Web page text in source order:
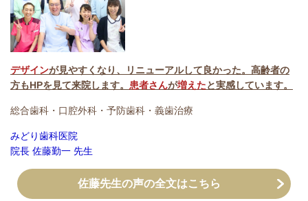
デザインが見やすくなり、リニューアルして良かった。高齢者の
方もHPを見て来院します。 患者さんが増えたと実感しています。
総合歯科・口腔外科・予防歯科・義歯治療
みどり歯科医院
院長 佐藤勤一 先生
佐藤先生の声の全文はこちら